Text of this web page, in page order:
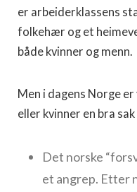
er arbeiderklassens
folkehær og et
både kvinner og menn.
Men i dagens Norge
eller kvinner en bra
Det norske
et angrep. Etter